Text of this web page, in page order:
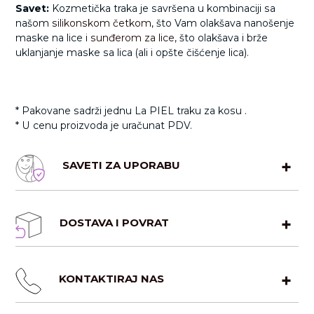
Savet: Kozmetička traka je savršena u kombinaciji sa
našom silikonskom četkom, što Vam olakšava nanošenje
maske na lice i sunđerom za lice, što olakšava i brže
uklanjanje maske sa lica (ali i opšte čišćenje lica).
* Pakovane sadrži jednu La PIEL traku za kosu .
* U cenu proizvoda je uračunat PDV.
SAVETI ZA UPORABU
Omotajte kozmetičku traku za kosu i lice oko glave i
učvrstite čičak trakom preko čela. Trake je prilagodljive
DOSTAVA I POVRAT
Dostava za RS:
Besplatna dostava za porudžbine iznad 5400 RSD.
Brza dostava 4-6 radnih dana (300 RSD) ili Express
KONTAKTIRAJ NAS